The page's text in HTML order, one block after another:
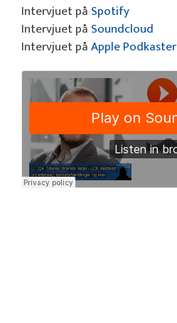
Intervjuet på Spotify
Intervjuet på Soundcloud
Intervjuet påApple Podkaster